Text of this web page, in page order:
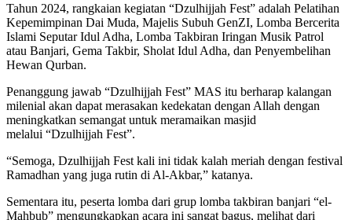
Tahun 2024, rangkaian kegiatan “Dzulhijjah Fest” adalah Pelatihan
Kepemimpinan Dai Muda, Majelis Subuh GenZI, Lomba Bercerita
Islami Seputar Idul Adha, Lomba Takbiran Iringan Musik Patrol
atau Banjari, Gema Takbir, Sholat Idul Adha, dan Penyembelihan
Hewan Qurban.
Penanggung jawab “Dzulhijjah Fest” MAS itu berharap kalangan
milenial akan dapat merasakan kedekatan dengan Allah dengan
meningkatkan semangat untuk meramaikan masjid
melalui “Dzulhijjah Fest”.
“Semoga, Dzulhijjah Fest kali ini tidak kalah meriah dengan festival
Ramadhan yang juga rutin di Al-Akbar,” katanya.
Sementara itu, peserta lomba dari grup lomba takbiran banjari “el-
Mahbub” mengungkapkan acara ini sangat bagus, melihat dari